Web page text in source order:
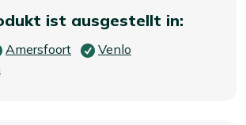
ist ausgestellt in:
Amersfoort
Venlo